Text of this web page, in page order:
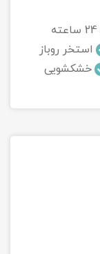
استخر روباز
خشکشویی